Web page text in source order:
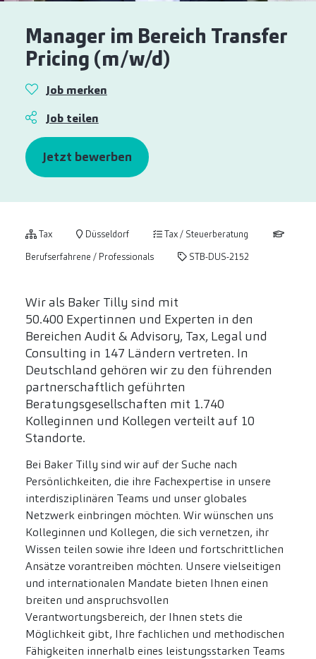
Manager im Bereich Transfer
Pricing (m/w/d)
Job merken
Job teilen
Jetzt bewerben
Tax Düsseldorf
Tax / Steuerberatung
Berufserfahrene / Professionals
STB-DUS-2152
Wir als Baker Tilly sind mit
50.400 Expertinnen und Experten in den
Bereichen Audit & Advisory, Tax, Legal und
Consulting in 147 Ländern vertreten. In
Deutschland gehören wir zu den führenden
partnerschaftlich geführten
Beratungsgesellschaften mit 1.740
Kolleginnen und Kollegen verteilt auf 10
Standorte.
Bei Baker Tilly sind wir auf der Suche nach
Persönlichkeiten, die ihre Fachexpertise in unsere
interdisziplinären Teams und unser globales
Netzwerk einbringen möchten. Wir wünschen uns
Kolleginnen und Kollegen, die sich vernetzen, ihr
Wissen teilen sowie ihre Ideen und fortschrittlichen
Ansätze vorantreiben möchten. Unsere vielseitigen
und internationalen Mandate bieten Ihnen einen
breiten und anspruchsvollen
Verantwortungsbereich, der Ihnen stets die
Möglichkeit gibt, Ihre fachlichen und methodischen
Fähigkeiten innerhalb eines leistungsstarken Teams